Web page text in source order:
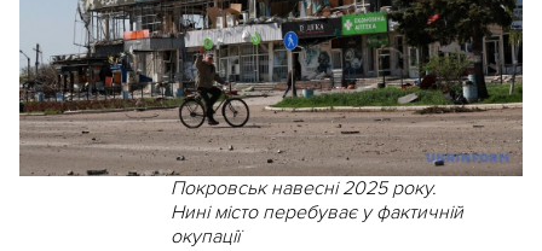
Покровськ навесні 2025 року.
Нині місто перебуває у фактичній
окупації